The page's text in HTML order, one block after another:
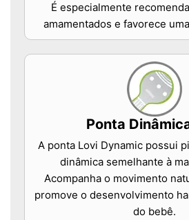
É especialmente
amamentados e favorece
Ponta
A ponta Lovi Dynamic possui
dinâmica semelhante à
Acompanha o movimento
promove o desenvolvimento
do bebê.